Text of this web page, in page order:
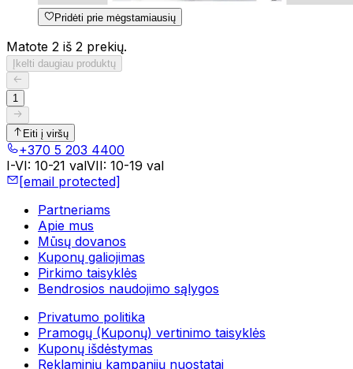
Pridėti prie mėgstamiausių
Matote 2 iš 2 prekių.
Įkelti daugiau produktų
1
Eiti į viršų
+370 5 203 4400
I-VI: 10-21 valVII: 10-19 val
[email protected]
Partneriams
Apie mus
Mūsų dovanos
Kuponų galiojimas
Pirkimo taisyklės
Bendrosios naudojimo sąlygos
Privatumo politika
Pramogų (Kuponų) vertinimo taisyklės
Kuponų išdėstymas
Reklaminių kampanijų nuostatai